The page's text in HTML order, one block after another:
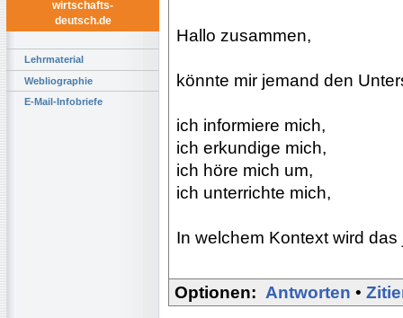
wirtschafts-
deutsch.de
Lehrmaterial
Webliographie
E-Mail-Infobriefe
Hallo zusammen,
könnte mir jemand den
ich informiere mich,
ich erkundige mich,
ich höre mich um,
ich unterrichte mich,
In welchem Kontext wird
Optionen: Antworten •